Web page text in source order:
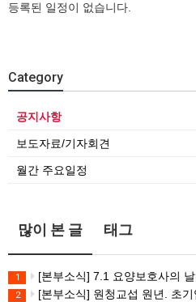
등록된 일정이 없습니다.
Category
공지사항
보도자료/기자회견
월간 주요일정
많이 본 글 태그
1 [본부소식] 7.1 요양보호사의
2 [본부소식] 원청교섭 원년. 초기업교섭 돌파! 모든 노